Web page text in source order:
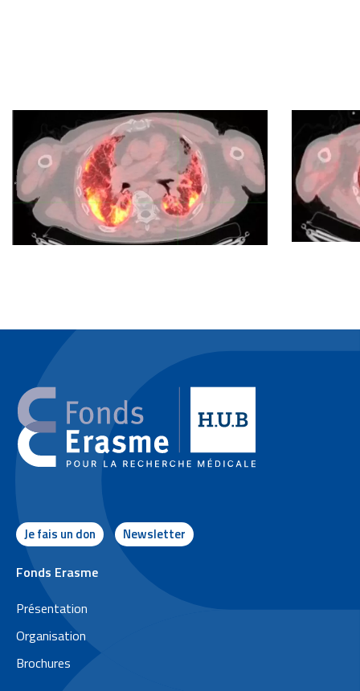
Je fais un don Newsletter
P
i
e
d
Fonds Erasme
Présentation
Organisation
Brochures